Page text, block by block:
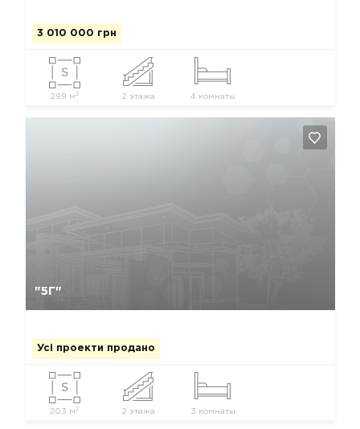
3 010 000 грн
299 м2 2 этажа 4 комнаты
"5Г"
Усі проекти продано
203 м 2 2 этажа 3 комнаты